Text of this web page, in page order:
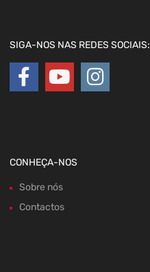
SIGA-NOS NAS REDES SOCIAIS:
CONHEÇA-NOS
Sobre nós
Contactos